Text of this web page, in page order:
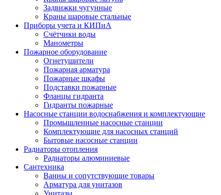
Задвижки чугунные
Краны шаровые стальные
Приборы учета и КИПиА
Счётчики воды
Манометры
Пожарное оборудование
Огнетушители
Пожарная арматура
Пожарные шкафы
Подставки пожарные
Фланцы гидранта
Гидранты пожарные
Насосные станции водоснабжения и комплектующие
Промышленные насосные станции
Комплектующие для насосных станций
Бытовые насосные станции
Радиаторы отопления
Радиаторы алюминиевые
Сантехника
Ванны и сопутствующие товары
Арматура для унитазов